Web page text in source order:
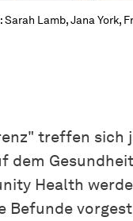
Lamb, Jana York,
treffen sich
dem
Health
Befunde